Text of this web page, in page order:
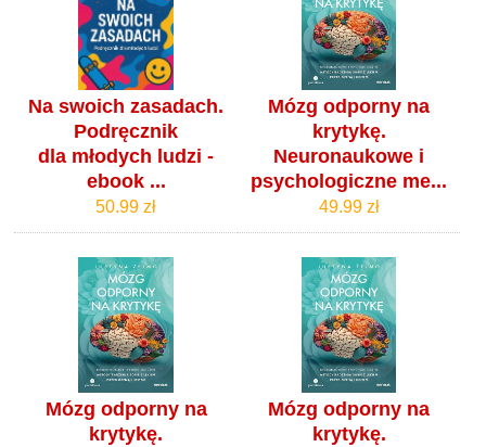
Na swoich zasadach.
Podręcznik
dla młodych ludzi -
ebook ...
50.99 zł
Mózg odporny na
krytykę.
Neuronaukowe i
psychologiczne me...
49.99 zł
Mózg odporny na
krytykę.
Mózg odporny na
krytykę.